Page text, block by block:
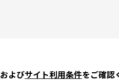
およびサイト利用条件をご確認